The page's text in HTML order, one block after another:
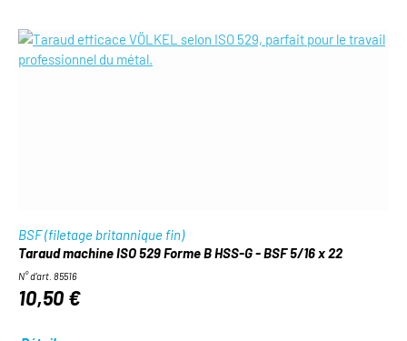
BSF (filetage britannique fin)
Taraud machine ISO 529 Forme B HSS-G - BSF 5/16 x 22
N° d'art. 85516
10,50 €